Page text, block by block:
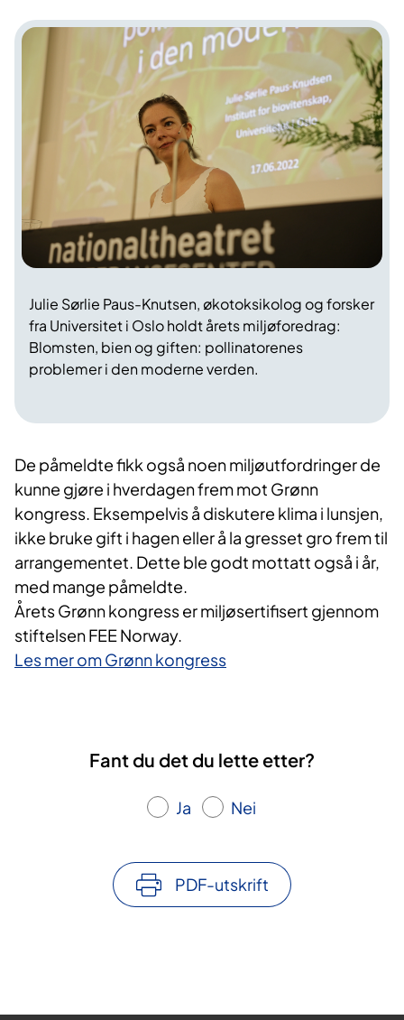
Julie Sørlie Paus-Knutsen, økotoksikolog og forsker
fra Universitet i Oslo holdt årets miljøforedrag:
Blomsten, bien og giften: pollinatorenes
problemer i den moderne verden.
De påmeldte fikk også noen miljøutfordringer de
kunne gjøre i hverdagen frem mot Grønn
kongress. Eksempelvis å diskutere klima i lunsjen,
ikke bruke gift i hagen eller å la gresset gro frem til
arrangementet. Dette ble godt mottatt også i år,
med mange påmeldte.
Årets Grønn kongress er miljøsertifisert gjennom
stiftelsen FEE Norway.
Les mer om Grønn kongress
Fant du det du lette etter?
Ja Nei
PDF-utskrift